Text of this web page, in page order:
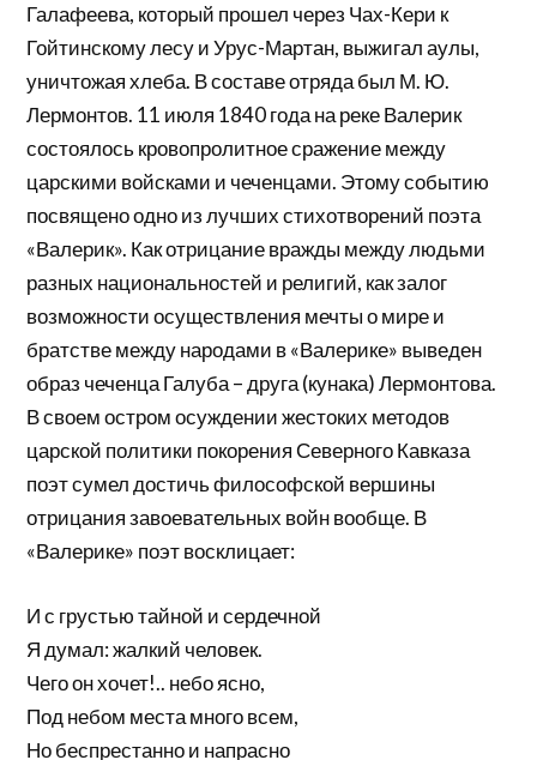
Галафеева, который прошел через Чах-Кери к
Гойтинскому лесу и Урус-Мартан, выжигал аулы,
уничтожая хлеба. В составе отряда был М. Ю.
Лермонтов. 11 июля 1840 года на реке Валерик
состоялось кровопролитное сражение между
царскими войсками и чеченцами. Этому событию
посвящено одно из лучших стихотворений поэта
«Валерик». Как отрицание вражды между людьми
разных национальностей и религий, как залог
возможности осуществления мечты о мире и
братстве между народами в «Валерике» выведен
образ чеченца Галуба – друга (кунака) Лермонтова.
В своем остром осуждении жестоких методов
царской политики покорения Северного Кавказа
поэт сумел достичь философской вершины
отрицания завоевательных войн вообще. В
«Валерике» поэт восклицает:
И с грустью тайной и сердечной
Я думал: жалкий человек.
Чего он хочет!.. небо ясно,
Под небом места много всем,
Но беспрестанно и напрасно